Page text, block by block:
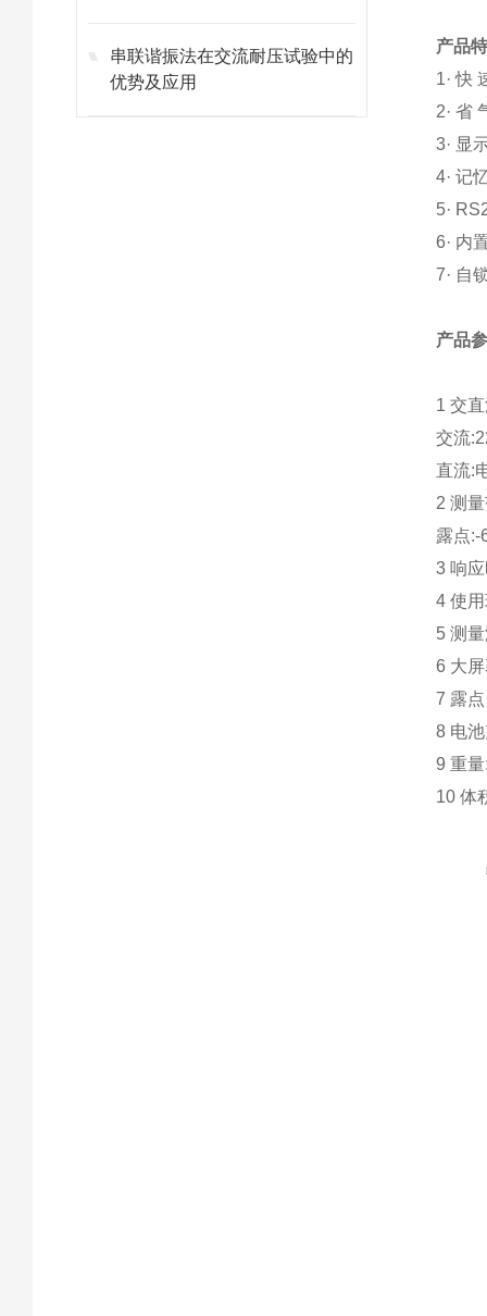
串联谐振法在交流耐压试验中的
优势及应用
产品
1· 快
2· 省
3· 显
4· 记
5·
6· 内
7· 自
产品
1 交
交流
直流:
2 测
露点
3 响
4 使
5 测
6 大
7 露
8 电
9 重
10 体